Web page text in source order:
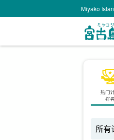
Miyako
热门
排名